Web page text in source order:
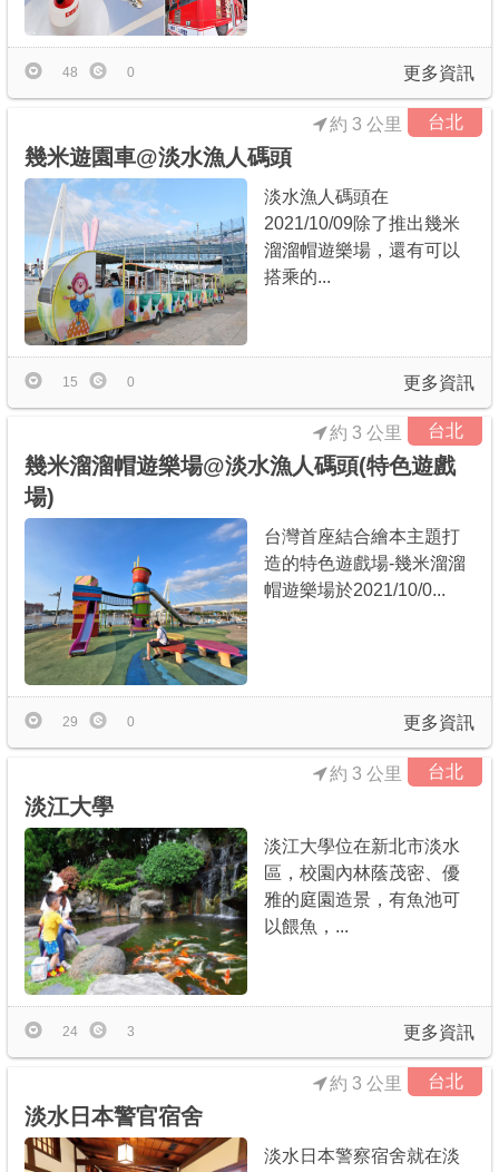
更多資訊
48 0
台北
約 3 公里
幾米遊園車@淡水漁人碼頭
淡水漁人碼頭在
2021/10/09除了推出幾米
溜溜帽遊樂場，還有可以
搭乘的...
更多資訊
15 0
台北
約 3 公里
幾米溜溜帽遊樂場@淡水漁人碼頭(特色遊戲
場)
台灣首座結合繪本主題打
造的特色遊戲場-幾米溜溜
帽遊樂場於2021/10/0...
更多資訊
29 0
台北
約 3 公里
淡江大學
淡江大學位在新北市淡水
區，校園內林蔭茂密、優
雅的庭園造景，有魚池可
以餵魚，...
更多資訊
24 3
台北
約 3 公里
淡水日本警官宿舍
淡水日本警察宿舍就在淡